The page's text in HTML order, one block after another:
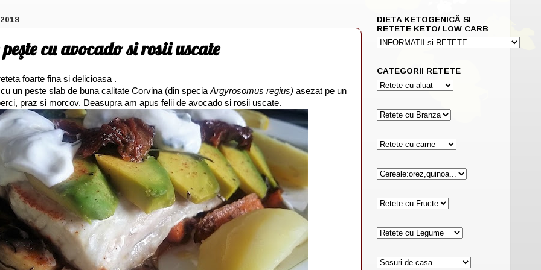
cu avocado si rosii uscate
foarte fina si delicioasa .
un peste slab de buna calitate Corvina (din specia Argyrosomus regius) asezat pe un
praz si morcov. Deasupra am apus felii de avocado si rosii uscate.
DIETA KETOGENICĂ SI
RETETE KETO/ LOW CARB
CATEGORII RETETE